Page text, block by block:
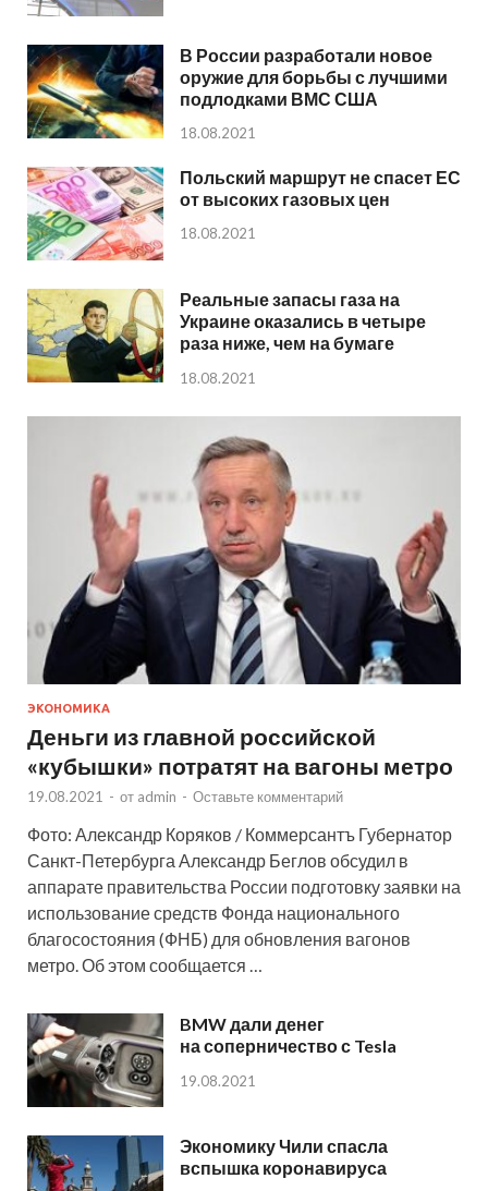
В России разработали новое
оружие для борьбы с лучшими
подлодками ВМС США
18.08.2021
Польский маршрут не спасет ЕС
от высоких газовых цен
18.08.2021
Реальные запасы газа на
Украине оказались в четыре
раза ниже, чем на бумаге
18.08.2021
ЭКОНОМИКА
Деньги из главной российской
«кубышки» потратят на вагоны метро
19.08.2021 - от admin - Оставьте комментарий
Фото: Александр Коряков / Коммерсантъ Губернатор
Санкт-Петербурга Александр Беглов обсудил в
аппарате правительства России подготовку заявки на
использование средств Фонда национального
благосостояния (ФНБ) для обновления вагонов
метро. Об этом сообщается …
BMW дали денег
на соперничество с Tesla
19.08.2021
Экономику Чили спасла
вспышка коронавируса